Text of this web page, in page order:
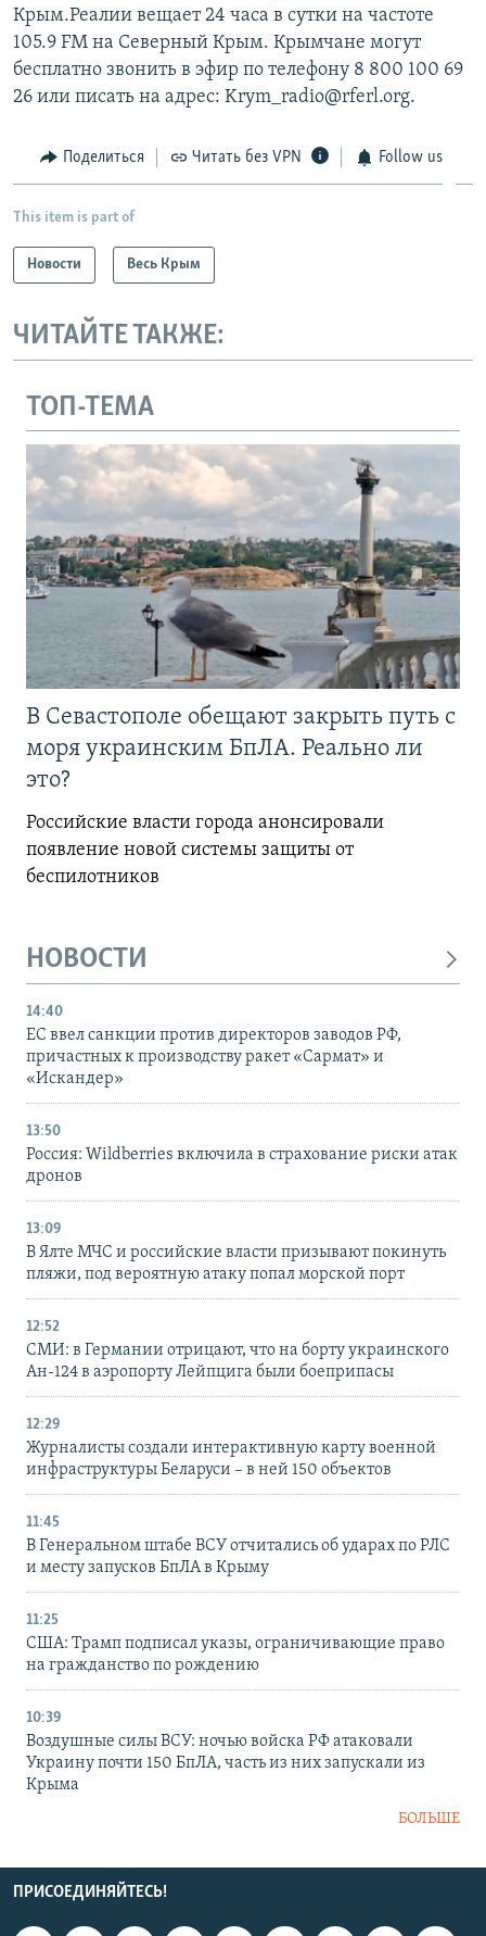
Крым.Реалии вещает 24 часа в сутки на частоте
105.9 FM на Северный Крым. Крымчане могут
бесплатно звонить в эфир по телефону 8 800 100 69
26 или писать на адрес: Krym_radio@rferl.org.
Поделиться Читать без VPN Follow us
This item is part of
Новости Весь Крым
ЧИТАЙТЕ ТАКЖЕ:
ТОП-ТЕМА
В Севастополе обещают закрыть путь с
моря украинским БпЛА. Реально ли
это?
Российские власти города анонсировали
появление новой системы защиты от
беспилотников
НОВОСТИ
14:40
ЕС ввел санкции против директоров заводов РФ,
причастных к производству ракет «Сармат» и
«Искандер»
13:50
Россия: Wildberries включила в страхование риски атак
дронов
13:09
В Ялте МЧС и российские власти призывают покинуть
пляжи, под вероятную атаку попал морской порт
12:52
СМИ: в Германии отрицают, что на борту украинского
Ан-124 в аэропорту Лейпцига были боеприпасы
12:29
Журналисты создали интерактивную карту военной
инфраструктуры Беларуси – в ней 150 объектов
11:45
В Генеральном штабе ВСУ отчитались об ударах по РЛС
и месту запусков БпЛА в Крыму
11:25
США: Трамп подписал указы, ограничивающие право
на гражданство по рождению
10:39
Воздушные силы ВСУ: ночью войска РФ атаковали
Украину почти 150 БпЛА, часть из них запускали из
Крыма
БОЛЬШЕ
ПРИСОЕДИНЯЙТЕСЬ!